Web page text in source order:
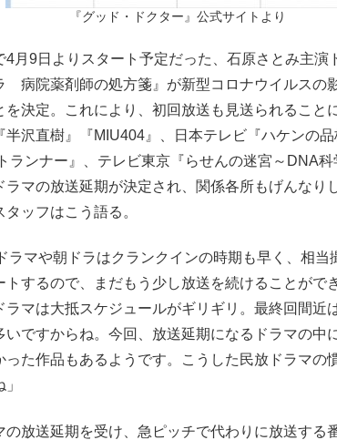
『グッド・ドクター』公式サイトより
月9日よりスタート予定だった、石原さとみ主演
病院薬剤師の処方箋』が新型コロナウイルスの
を決定。これにより、初回放送も見送られること
半沢直樹』『MIU404』、日本テレビ『ハケンの
ランナー』、テレビ東京『らせんの迷宮～DNA科
ラマの放送延期が決定され、関係各所もげんなり
ッフはこう語る。
ラマや朝ドラはクランクインの時期も早く、相当
トするので、まだもう少し放送を続けることがで
ラマは大抵スケジュールがギリギリ。最終回間近
いですからね。今回、放送延期になるドラマの中
った作品もあるようです。こうした民放ドラマの
放送延期を受け、急ピッチで代わりに放送する